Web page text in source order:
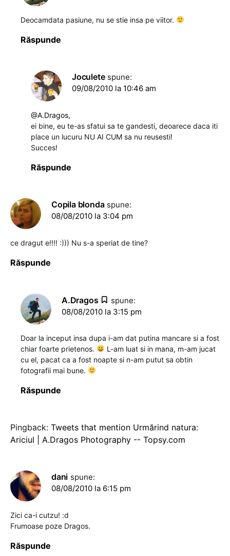
Deocamdata pasiune, nu se stie insa pe viitor.
Răspunde
Joculete spune:
09/08/2010 la 10:46 am
@A.Dragos,
ei bine, eu te-as sfatui sa te gandesti, deoarece daca iti
place un lucuru NU AI CUM sa nu reusesti!
Succes!
Răspunde
Copila blonda spune:
08/08/2010 la 3:04 pm
ce dragut e!!!! :))) Nu s-a speriat de tine?
Răspunde
A.Dragos
spune:
08/08/2010 la 3:15 pm
Doar la inceput insa dupa i-am dat putina mancare si a fost
chiar foarte prietenos.
L-am luat si in mana, m-am jucat
cu el, pacat ca a fost noapte si n-am putut sa obtin
fotografii mai bune.
Răspunde
Pingback: Tweets that mention Urmărind natura:
Ariciul | A.Dragos Photography -- Topsy.com
dani spune:
08/08/2010 la 6:15 pm
Zici ca-i cutzu! :d
Frumoase poze Dragos.
Răspunde